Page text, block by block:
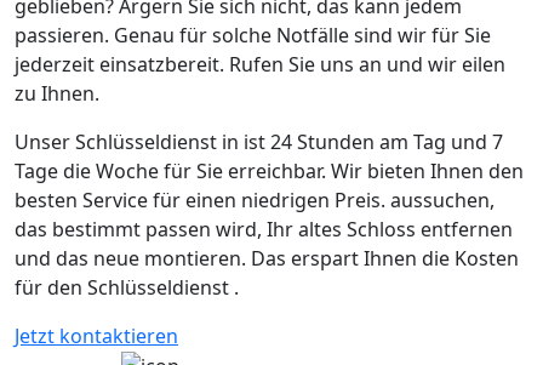
geblieben? Ärgern Sie sich nicht, das kann jedem
passieren. Genau für solche Notfälle sind wir für Sie
jederzeit einsatzbereit. Rufen Sie uns an und wir eilen
zu Ihnen.
Unser Schlüsseldienst in ist 24 Stunden am Tag und 7
Tage die Woche für Sie erreichbar. Wir bieten Ihnen den
besten Service für einen niedrigen Preis. aussuchen,
das bestimmt passen wird, Ihr altes Schloss entfernen
und das neue montieren. Das erspart Ihnen die Kosten
für den Schlüsseldienst .
Jetzt kontaktieren